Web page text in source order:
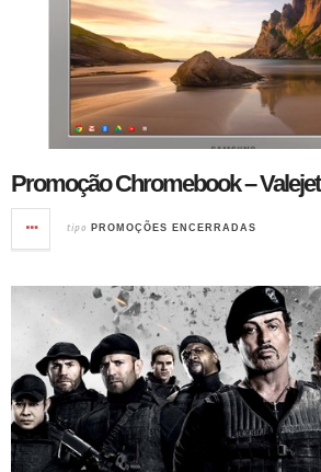
Promoção Chromebook – Valejet
tipo PROMOÇÕES ENCERRADAS